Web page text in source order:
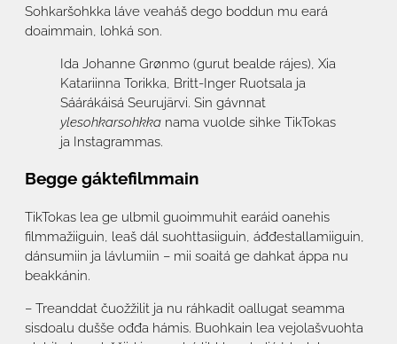
Sohkaršohkka láve veaháš dego boddun mu eará
doaimmain, lohká son.
Ida Johanne Grønmo (gurut bealde rájes), Xia
Katariinna Torikka, Britt-Inger Ruotsala ja
Sáárákáisá Seurujärvi. Sin gávnnat
ylesohkarsohkka nama vuolde sihke TikTokas
ja Instagrammas.
Begge gáktefilmmain
TikTokas lea ge ulbmil guoimmuhit earáid oanehis
filmmažiiguin, leaš dál suohttasiiguin, áđđestallamiiguin,
dánsumiin ja lávlumiin – mii soaitá ge dahkat áppa nu
beakkánin.
– Treanddat čuožžilit ja nu ráhkadit oallugat seamma
sisdoalu dušše ođđa hámis. Buohkain lea vejolašvuohta